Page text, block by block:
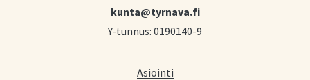
kunta@tyrnava.fi
Y-tunnus: 0190140-9
Asiointi